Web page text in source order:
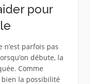
pour
parfois pas
débute, la
Comme
la possibilité